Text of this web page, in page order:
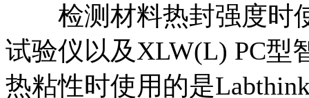
检测材料热封强度时使
试验仪以及XLW(L) PC型
热粘性时使用的是